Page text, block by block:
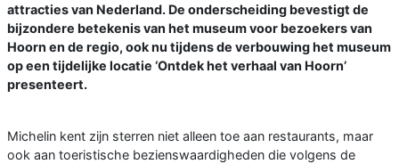
attracties van Nederland. De onderscheiding bevestigt de
bijzondere betekenis van het museum voor bezoekers van
Hoorn en de regio, ook nu tijdens de verbouwing het museum
op een tijdelijke locatie ‘Ontdek het verhaal van Hoorn’
presenteert.
Michelin kent zijn sterren niet alleen toe aan restaurants, maar
ook aan toeristische bezienswaardigheden die volgens de